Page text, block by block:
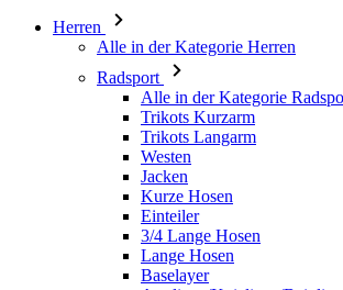
Trikots Langarm
Westen
Jacken
Kurze Hosen
Einteiler
3/4 Lange Hosen
Lange Hosen
Baselayer
Armlinge/Knielinge/Beinlinge
Caps & Mützen
Handschuhe
Socken
Andere